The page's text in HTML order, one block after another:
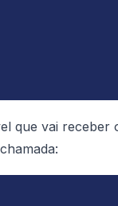
que vai receber